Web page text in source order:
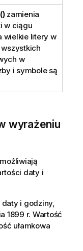
zamienia
w ciągu
wielkie litery w
w
i symbole są
wyrażeniu
daty i
daty i godziny,
1899 r. Wartość
ułamkowa